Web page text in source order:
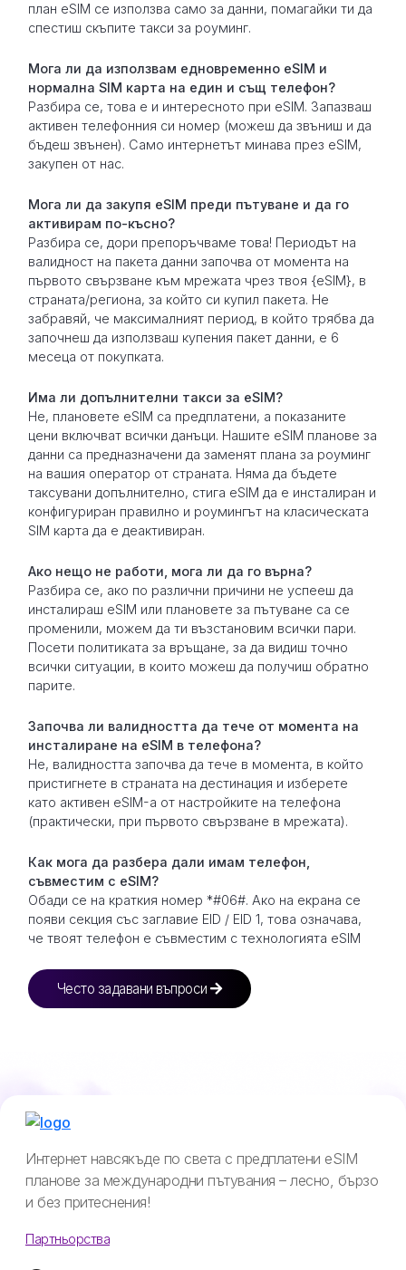
план eSIM се използва само за данни, помагайки ти да
спестиш скъпите такси за роуминг.
Мога ли да използвам едновременно eSIM и
нормална SIM карта на един и същ телефон?
Разбира се, това е и интересното при eSIM. Запазваш
активен телефонния си номер (можеш да звъниш и да
бъдеш звънен). Само интернетът минава през eSIM,
закупен от нас.
Мога ли да закупя eSIM преди пътуване и да го
активирам по-късно?
Разбира се, дори препоръчваме това! Периодът на
валидност на пакета данни започва от момента на
първото свързване към мрежата чрез твоя {eSIM}, в
страната/региона, за който си купил пакета. Не
забравяй, че максималният период, в който трябва да
започнеш да използваш купения пакет данни, е 6
месеца от покупката.
Има ли допълнителни такси за eSIM?
Не, плановете eSIM са предплатени, а показаните
цени включват всички данъци. Нашите eSIM планове за
данни са предназначени да заменят плана за роуминг
на вашия оператор от страната. Няма да бъдете
таксувани допълнително, стига eSIM да е инсталиран и
конфигуриран правилно и роумингът на класическата
SIM карта да е деактивиран.
Ако нещо не работи, мога ли да го върна?
Разбира се, ако по различни причини не успееш да
инсталираш eSIM или плановете за пътуване са се
променили, можем да ти възстановим всички пари.
Посети политиката за връщане, за да видиш точно
всички ситуации, в които можеш да получиш обратно
парите.
Започва ли валидността да тече от момента на
инсталиране на eSIM в телефона?
Не, валидността започва да тече в момента, в който
пристигнете в страната на дестинация и изберете
като активен eSIM-а от настройките на телефона
(практически, при първото свързване в мрежата).
Как мога да разбера дали имам телефон,
съвместим с eSIM?
Обади се на краткия номер *#06#. Ако на екрана се
появи секция със заглавие EID / EID 1, това означава,
че твоят телефон е съвместим с технологията eSIM
Често задавани въпроси
Интернет навсякъде по света с предплатени eSIM
планове за международни пътувания – лесно, бързо
и без притеснения!
Партньорства